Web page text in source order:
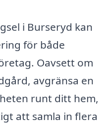
i Burseryd kan
för både
Oavsett om
avgränsa en
runt ditt hem,
att samla in flera